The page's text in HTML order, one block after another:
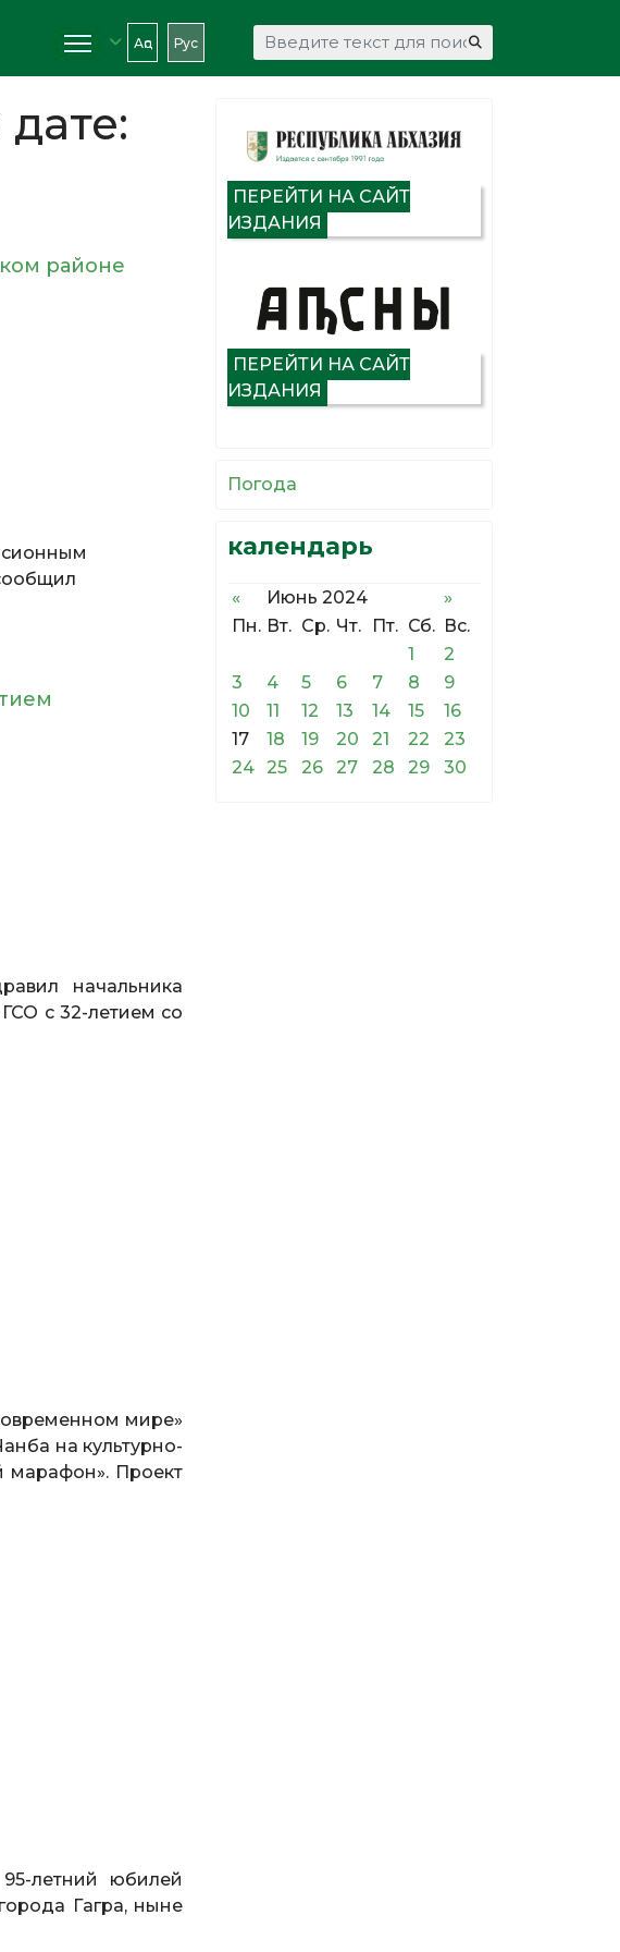
Аԥс Рус Искать...
районе
начальника
с 32-летием со
мире»
на культурно-
марафон». Проект
летний юбилей
Гагра, ныне
ПЕРЕЙТИ НА САЙТ
ИЗДАНИЯ
ПЕРЕЙТИ НА САЙТ
ИЗДАНИЯ
Погода
календарь
« Июнь 2024
»
Пн. Вт. Ср. Чт. Пт. Сб. Вс.
1
2
3
4 5 6 7 8
9
10
11 12 13 14 15
16
17
18 19 20 21 22
23
24
25 26 27 28 29 30